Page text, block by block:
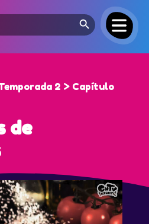
Search Button
2 > Capítulo
de